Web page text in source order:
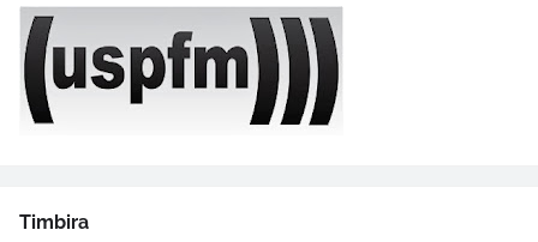
Timbira